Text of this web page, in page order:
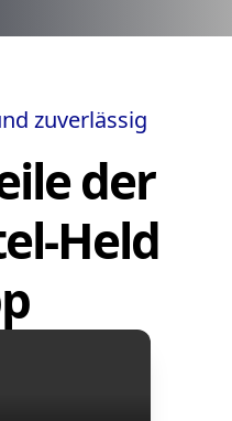
zuverlässig
der
Held